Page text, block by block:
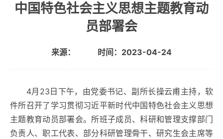
中国特色社会主义思想主题教育动
员部署会
来源： 时间：2023-04-24
4月 23 日下午，由党委书记、副所长操云甫主持，软
件所召开了学习贯彻习近平新时代中国特色社会主义思想
主题教育动员部署会。所班子成员、科研和管理支撑部门
负责人、职工代表、部分科研管理骨干、研究生会主席等